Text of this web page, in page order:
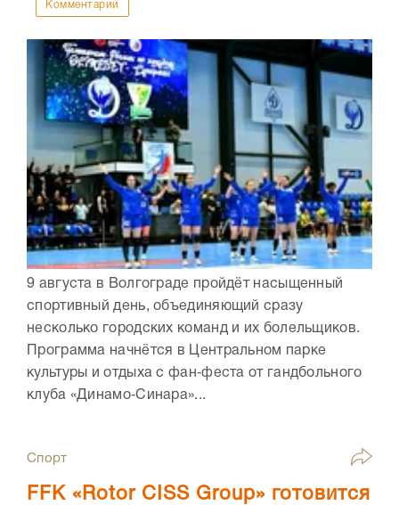
Комментарии
9 августа в Волгограде пройдёт насыщенный
спортивный день, объединяющий сразу
несколько городских команд и их болельщиков.
Программа начнётся в Центральном парке
культуры и отдыха с фан‑феста от гандбольного
клуба «Динамо‑Синара»...
Спорт
FFK «Rotor CISS Group» готовится